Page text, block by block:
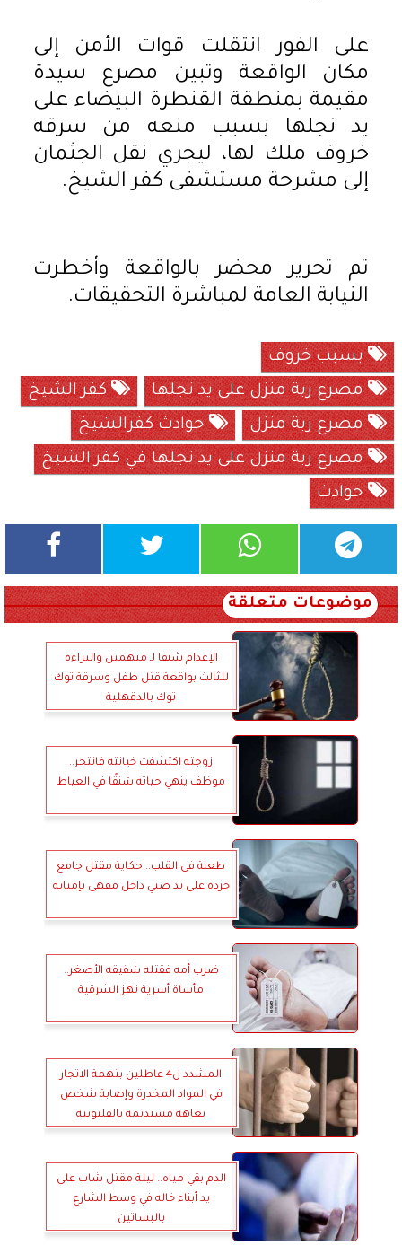
على الفور انتقلت قوات الأمن إلى
مكان الواقعة وتبين مصرع سيدة
مقيمة بمنطقة القنطرة البيضاء على
يد نجلها بسبب منعه من سرقه
خروف ملك لها، ليجري نقل الجثمان
إلى مشرحة مستشفى كفر الشيخ.
تم تحرير محضر بالواقعة وأخطرت
النيابة العامة لمباشرة التحقيقات.
بسبب خروف
مصرع ربة منزل على يد نجلها
كفر الشيخ
مصرع ربة منزل
حوادث كفرالشيخ
مصرع ربة منزل على يد نجلها في كفر الشيخ
حوادث
موضوعات متعلقة
الإعدام شنقا لـ متهمين والبراءة
للثالث بواقعة قتل طفل وسرقة توك
توك بالدقهلية
زوجته اكتشفت خيانته فانتحر..
موظف ينهي حياته شنقًا في العياط
طعنة فى القلب.. حكاية مقتل جامع
خردة على يد صبي داخل مقهى بإمبابة
ضرب أمه فقتله شقيقه الأصغر..
مأساة أسرية تهز الشرقية
المشدد ل4 عاطلين بتهمة الاتجار
في المواد المخدرة وإصابة شخص
بعاهة مستديمة بالقليوبية
الدم بقي مياه.. ليلة مقتل شاب على
يد أبناء خاله في وسط الشارع
بالبساتين